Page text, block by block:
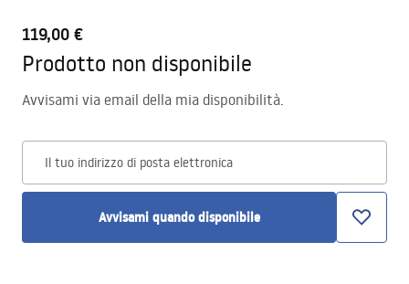
119,00 €
Prodotto non disponibile
Avvisami via email della mia disponibilità.
Il tuo indirizzo di posta elettronica
Avvisami quando disponibile